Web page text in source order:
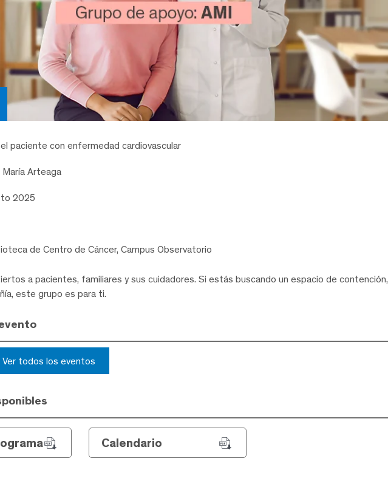
paciente con enfermedad cardiovascular
María Arteaga
2025
de Centro de Cáncer, Campus Observatorio
a pacientes, familiares y sus cuidadores. Si estás buscando un espacio de contención,
este grupo es para ti.
Ver todos los eventos
Calendario